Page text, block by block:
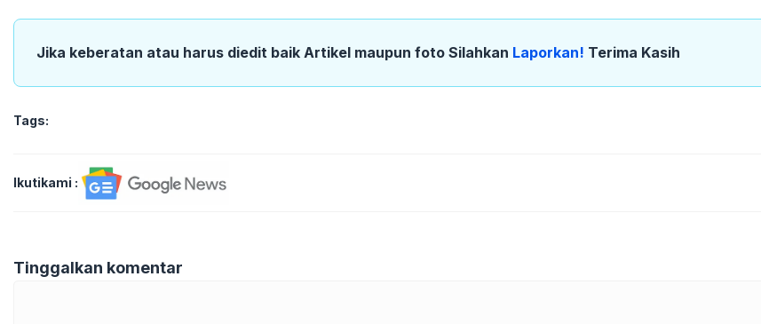
Jika keberatan atau harus diedit baik Artikel maupun foto Silahkan Laporkan! Terima Kasih
Tags:
Ikutikami :
Tinggalkan komentar